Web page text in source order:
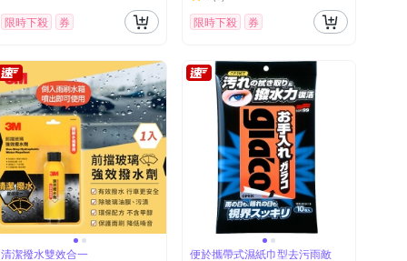
限時下殺 券 限時下殺 券
清潔撥水雙效合一 便於攜帶式濕紙巾型去污雨敵